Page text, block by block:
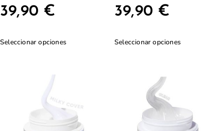
39,90 €
Seleccionar opciones
39,90 €
Seleccionar opciones